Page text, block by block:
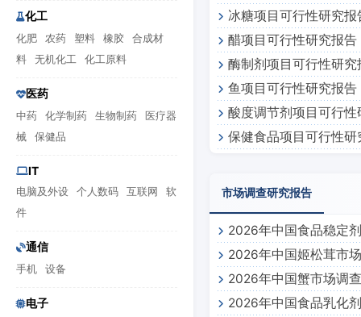
化工
化肥 农药 塑料 橡胶
合成材
料
无机化工 化工原料
医药
中药 化学制药 生物制药
医疗器
械
保健品
IT
电脑及外设 个人数码 互联网
软
件
通信
手机 设备
电子
冰糖项目可行性研究报
醋项目可行性研究报告
酶制剂项目可行性研究
鱼项目可行性研究报告
酸度调节剂项目可行性
保健食品项目可行性研
市场调查研究报告
2026年中国食品稳定
2026年中国姬松茸市
2026年中国蟹市场调
2026年中国食品乳化